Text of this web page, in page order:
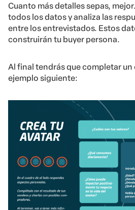
Cuanto más detalles sepas,
todos los datos y analiza las
entre los entrevistados. Estos
construirán tu buyer persona.
Al final tendrás que completar un
ejemplo siguiente: